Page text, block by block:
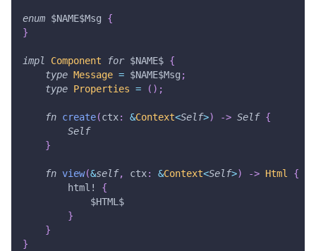
enum $NAME$Msg
{
}
impl Component for $NAME$ {
type Message = $NAME$Msg ;
type Properties = ( ) ;
fn create(ctx: &Context<Self>) -> Self {
Self
}
fn view(&self, ctx: &Context<Self>) -> Html
{
html!
{
$HTML$
}
}
}